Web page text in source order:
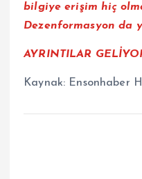
bilgiye erişim hiç
Dezenformasyon da
AYRINTILAR
Kaynak: Ensonhaber